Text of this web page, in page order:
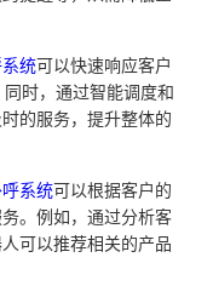
统可以快速响应客户
时，通过智能调度和
的服务，提升整体的
系统可以根据客户的
。例如，通过分析客
可以推荐相关的产品